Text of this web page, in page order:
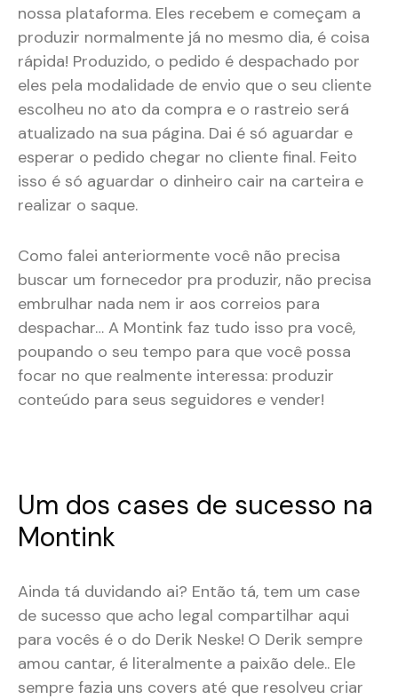
nossa plataforma. Eles recebem e começam a
produzir normalmente já no mesmo dia, é coisa
rápida! Produzido, o pedido é despachado por
eles pela modalidade de envio que o seu cliente
escolheu no ato da compra e o rastreio será
atualizado na sua página. Dai é só aguardar e
esperar o pedido chegar no cliente final. Feito
isso é só aguardar o dinheiro cair na carteira e
realizar o saque.
Como falei anteriormente você não precisa
buscar um fornecedor pra produzir, não precisa
embrulhar nada nem ir aos correios para
despachar… A Montink faz tudo isso pra você,
poupando o seu tempo para que você possa
focar no que realmente interessa: produzir
conteúdo para seus seguidores e vender!
Um dos cases de sucesso na
Montink
Ainda tá duvidando ai? Então tá, tem um case
de sucesso que acho legal compartilhar aqui
para vocês é o do Derik Neske! O Derik sempre
amou cantar, é literalmente a paixão dele.. Ele
sempre fazia uns covers até que resolveu criar